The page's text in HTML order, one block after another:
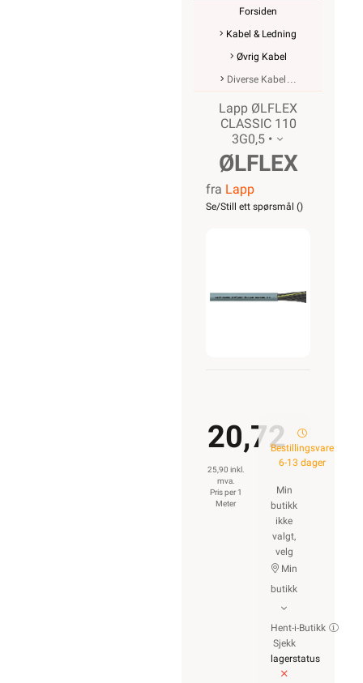
Forsiden
Kabel & Ledning
Øvrig Kabel
Diverse Kabel
Lapp ØLFLEX
CLASSIC 110
3G0,5 •
ØLFLEX
CLASSIC
fra Lapp
Se/Still ett spørsmål ()
20,72
25,90 inkl.
mva.
Pris per 1
Meter
Bestillingsvare
6-13 dager
Min
butikk
ikke
valgt,
velg
Min
butikk
Hent-i-Butikk
Sjekk
lagerstatus